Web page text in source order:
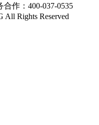
作：400-037-0535
Rights Reserved